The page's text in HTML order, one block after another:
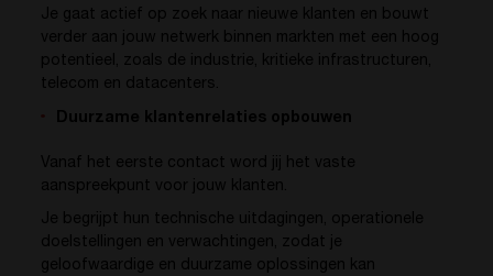
Je gaat actief op zoek naar nieuwe klanten en bouwt
verder aan jouw netwerk binnen markten met een hoog
potentieel, zoals de industrie, kritieke infrastructuren,
telecom en datacenters.
Duurzame klantenrelaties opbouwen
Vanaf het eerste contact word jij het vaste
aanspreekpunt voor jouw klanten.
Je begrijpt hun technische uitdagingen, operationele
doelstellingen en verwachtingen, zodat je
geloofwaardige en duurzame oplossingen kan